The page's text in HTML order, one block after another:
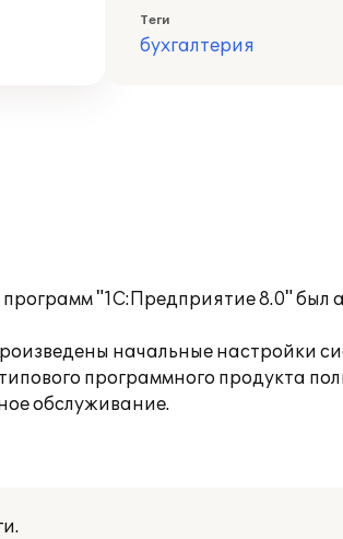
Теги
бухгалтерия
"1С:Предприятие 8.0" был
начальные настройки
программного продукта
обслуживание.